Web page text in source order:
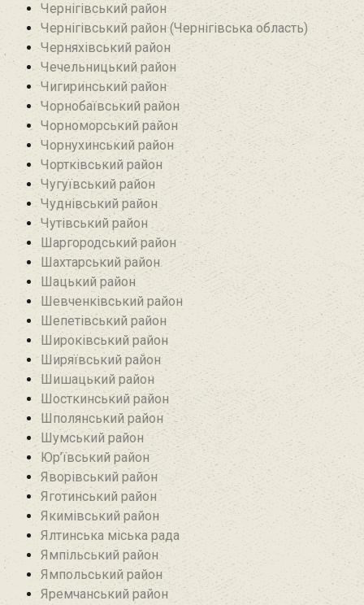
Чернігівський район
Чернігівський район (Чернігівська область)
Черняхівський район‎
Чечельницький район
Чигиринський район
Чорнобаївський район
Чорноморський район
Чорнухинський район‎
Чортківський район
Чугуївський район
Чуднівський район
Чутівський район
Шаргородський район
Шахтарський район‎
Шацький район
Шевченківський район
Шепетівський район
Широківський район
Ширяївський район
Шишацький район
Шосткинський район
Шполянський район
Шумський район
Юр’ївський район
Яворівський район
Яготинський район
Якимівський район
Ялтинська міська рада
Ямпільський район
Ямпольський район
Яремчанський район